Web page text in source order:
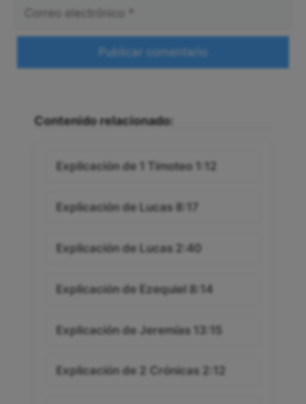
Contenido relacionado:
Explicación de 1 Timoteo 1:12
Explicación de Lucas 8:17
Explicación de Lucas 2:40
Explicación de Ezequiel 8:14
Explicación de Jeremías 13:15
Explicación de 2 Crónicas 2:12